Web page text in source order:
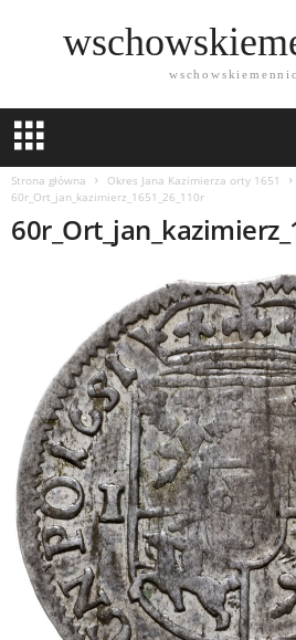
Strona główna
Okres Jana Kazimierza orty 1651
60r_Ort_jan_kazimierz_1651_26_110r